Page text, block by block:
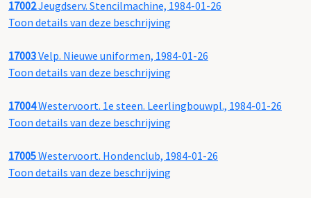
17002Jeugdserv. Stencilmachine, 1984-01-26
Toon details van deze beschrijving
17003Velp. Nieuwe uniformen, 1984-01-26
Toon details van deze beschrijving
17004Westervoort. 1e steen. Leerlingbouwpl., 1984-01-26
Toon details van deze beschrijving
17005Westervoort. Hondenclub, 1984-01-26
Toon details van deze beschrijving